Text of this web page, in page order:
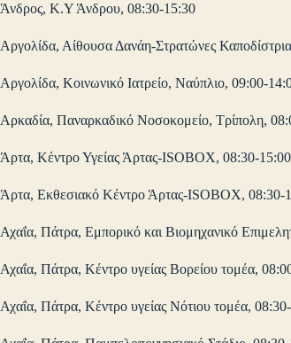
Άνδρος, Κ.Υ Άνδρου, 08:30-15:30
Αργολίδα, Αίθουσα Δανάη-Στρατώνες
Αργολίδα, Κοινωνικό Ιατρείο, Ναύπλιο, 09:00-
Αρκαδία, Παναρκαδικό Νοσοκομείο, Τρίπολη,
Άρτα, Κέντρο Υγείας Άρτας-ISOBOX, 08:30-15:00
Άρτα, Εκθεσιακό Κέντρο Άρτας-ISOBOX, 08:30-
Αχαΐα, Πάτρα, Εμπορικό και Βιομηχανικό
Αχαΐα, Πάτρα, Κέντρο υγείας Βορείου τομέα,
Αχαΐα, Πάτρα, Κέντρο υγείας Νότιου τομέα,